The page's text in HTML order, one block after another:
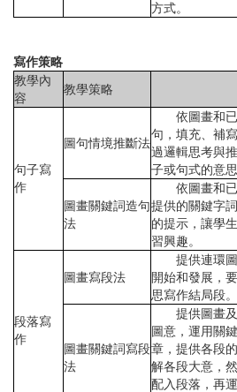
方式。
寫作策略
教學內
容
教學策略
句子寫
作
圖句情境推斷法
依圖畫和已
句，填充、補
過邏輯思考與
子或句式的意思
圖畫關鍵詞造句
法
依圖畫和已
提供的關鍵字
的提示，讓學
習興趣。
段落寫
作
圖畫寫段法
提供連環圖
開始和發展，
思寫作結局段。
圖畫關鍵詞寫段
法
提供圖畫及
圖意，運用關
章，提供各段
解各段大意，
配入段落，再